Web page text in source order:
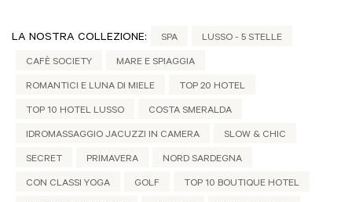
LA NOSTRA COLLEZIONE: SPA LUSSO - 5 STELLE
CAFÈ SOCIETY MARE E SPIAGGIA
ROMANTICI E LUNA DI MIELE TOP 20 HOTEL
TOP 10 HOTEL LUSSO COSTA SMERALDA
IDROMASSAGGIO JACUZZI IN CAMERA SLOW & CHIC
SECRET PRIMAVERA NORD SARDEGNA
CON CLASSI YOGA GOLF TOP 10 BOUTIQUE HOTEL